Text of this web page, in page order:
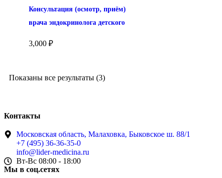
Консультация (осмотр, приём)
врача эндокринолога детского
3,000 ₽
Показаны все результаты (3)
Контакты
Московская область, Малаховка, Быковское ш. 88/1
+7 (495) 36-36-35-0
info@lider-medicina.ru
Вт-Вс 08:00 - 18:00
Мы в соц.сетях